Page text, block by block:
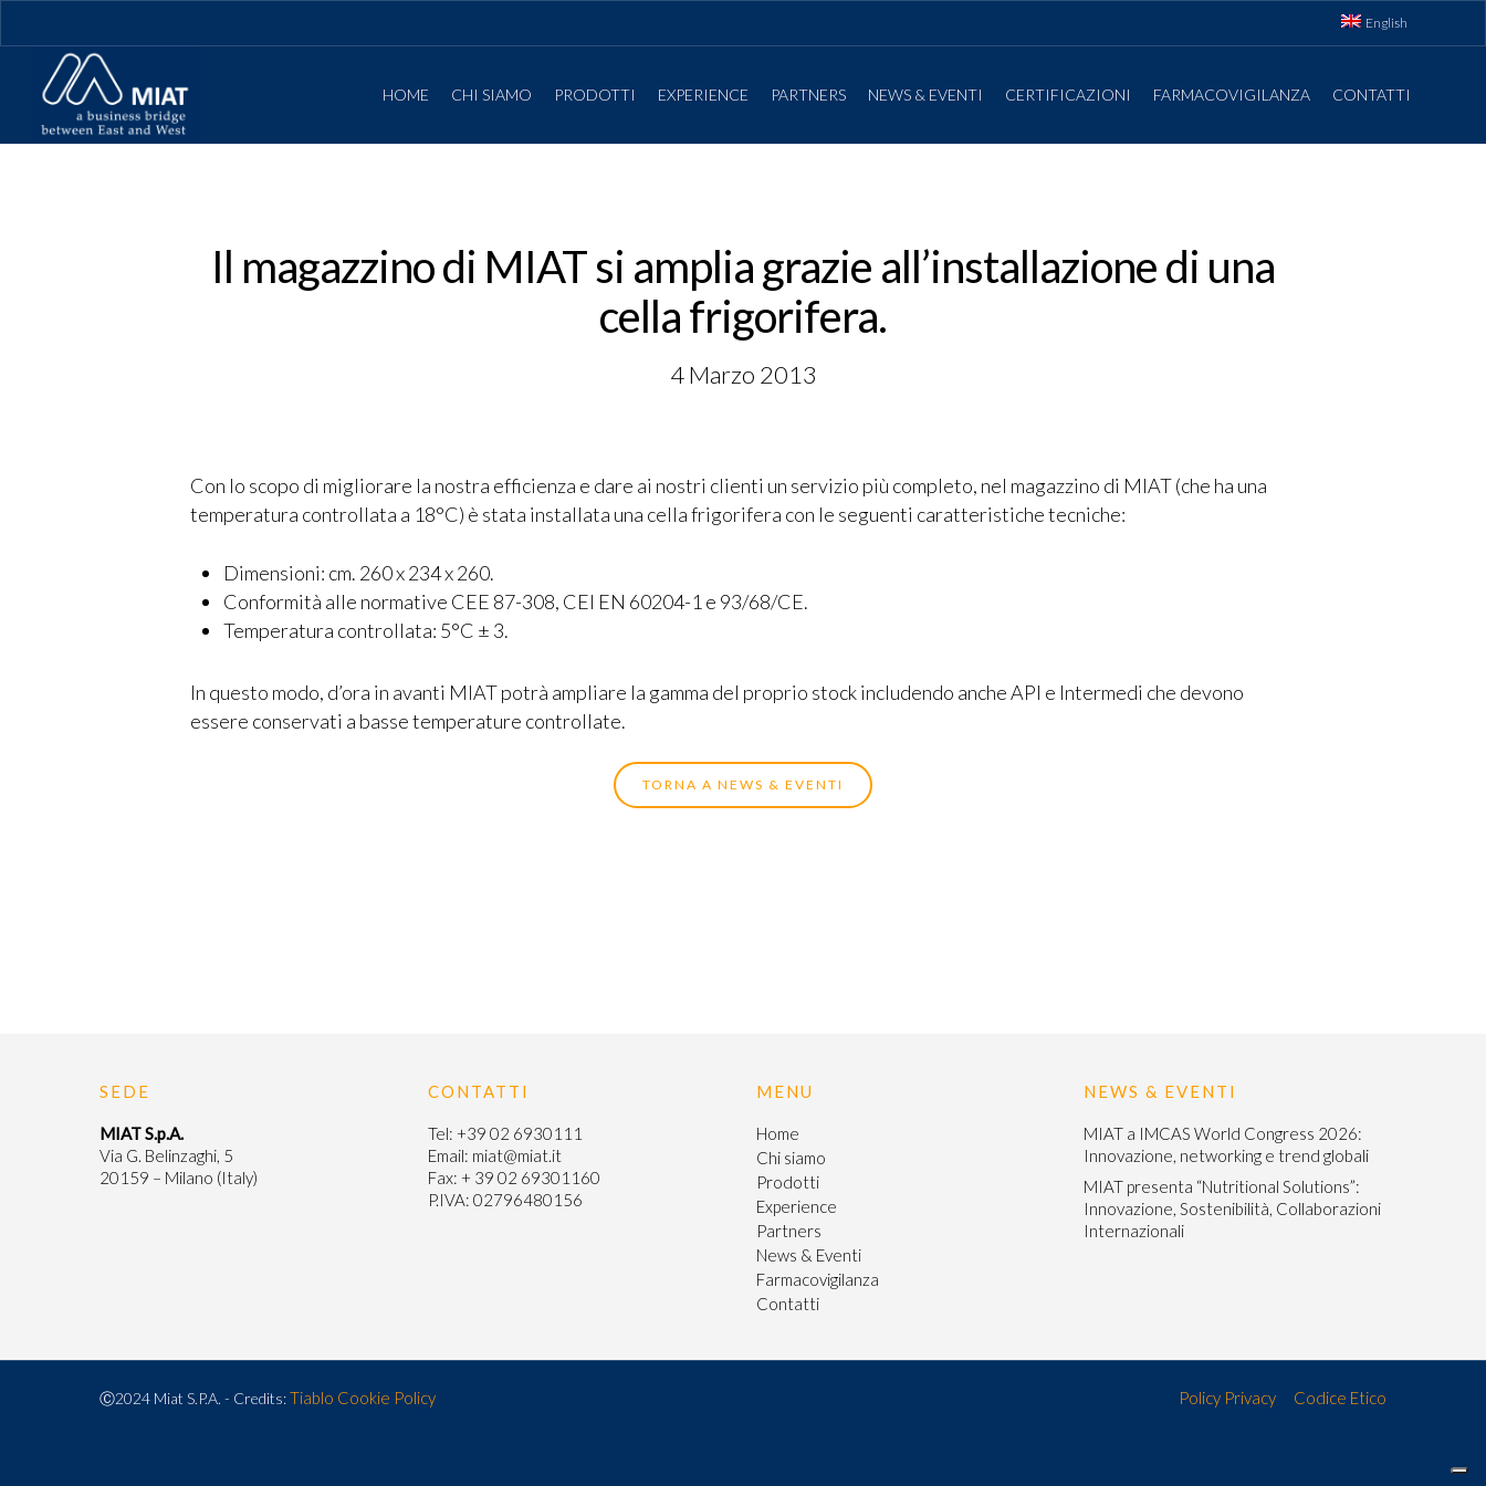
English
HOME CHI SIAMO PRODOTTI EXPERIENCE PARTNERS NEWS & EVENTI CERTIFICAZIONI FARMACOVIGILANZA CONTATTI
Il magazzino di MIAT si amplia grazie all’installazione di una
cella frigorifera.
4 Marzo 2013
Con lo scopo di migliorare la nostra efficienza e dare ai nostri clienti un servizio più completo, nel magazzino di MIAT (che ha una
temperatura controllata a 18°C) è stata installata una cella frigorifera con le seguenti caratteristiche tecniche:
Dimensioni: cm. 260 x 234 x 260.
Conformità alle normative CEE 87-308, CEI EN 60204-1 e 93/68/CE.
Temperatura controllata: 5°C ± 3.
In questo modo, d’ora in avanti MIAT potrà ampliare la gamma del proprio stock includendo anche API e Intermedi che devono
essere conservati a basse temperature controllate.
TORNA A NEWS & EVENTI
SEDE
MIAT S.p.A.
Via G. Belinzaghi, 5
20159 – Milano (Italy)
CONTATTI
Tel: +39 02 6930111
Email: miat@miat.it
Fax: + 39 02 69301160
P.IVA: 02796480156
MENU
Home
Chi siamo
Prodotti
Experience
Partners
News & Eventi
Farmacovigilanza
Contatti
NEWS & EVENTI
MIAT a IMCAS World Congress 2026:
Innovazione, networking e trend globali
MIAT presenta “Nutritional Solutions”:
Innovazione, Sostenibilità, Collaborazioni
Internazionali
Ⓒ2024 Miat S.P.A. - Credits:Tiablo Policy Privacy
Cookie Policy Codice Etico